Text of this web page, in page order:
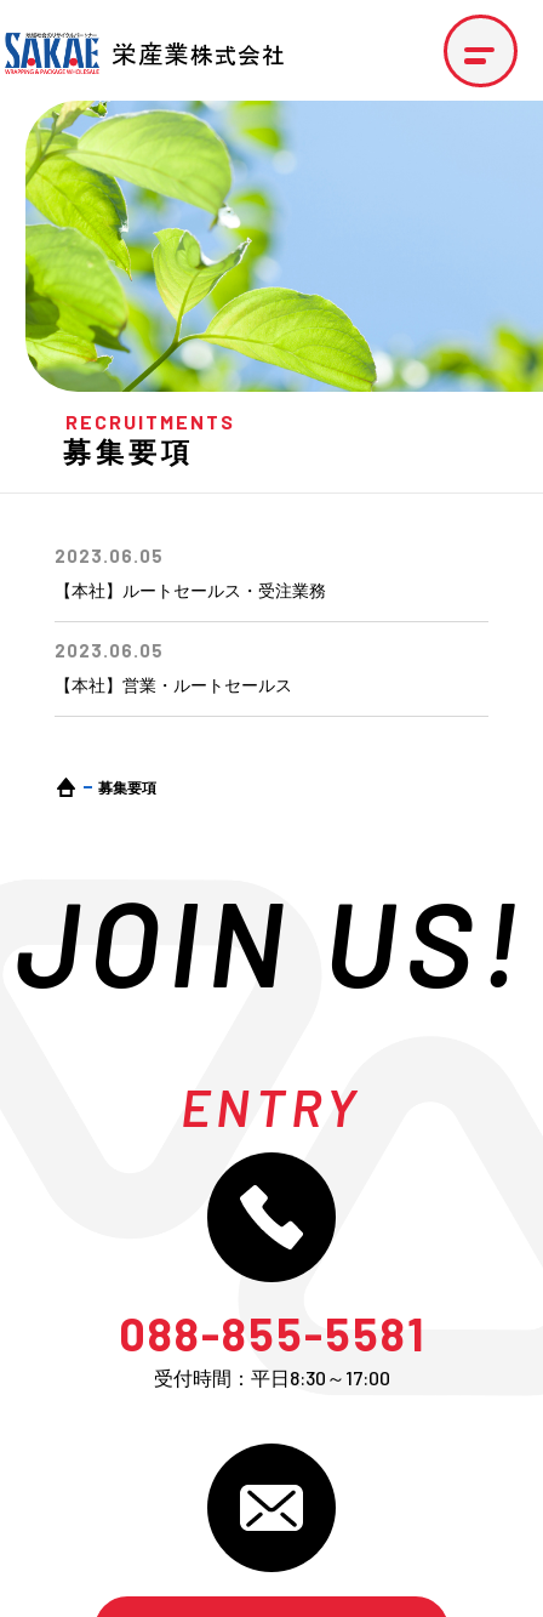
RECRUITMENTS
募集要項
2023.06.05
【本社】ルートセールス・受注業務
2023.06.05
【本社】営業・ルートセールス
募集要項
JOIN US!
ENTRY
088-855-5581
受付時間：平日8:30～17:00